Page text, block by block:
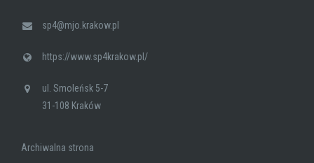
sp4@mjo.krakow.pl
https://www.sp4krakow.pl/
ul. Smoleńsk 5-7
31-108 Kraków
Archiwalna strona